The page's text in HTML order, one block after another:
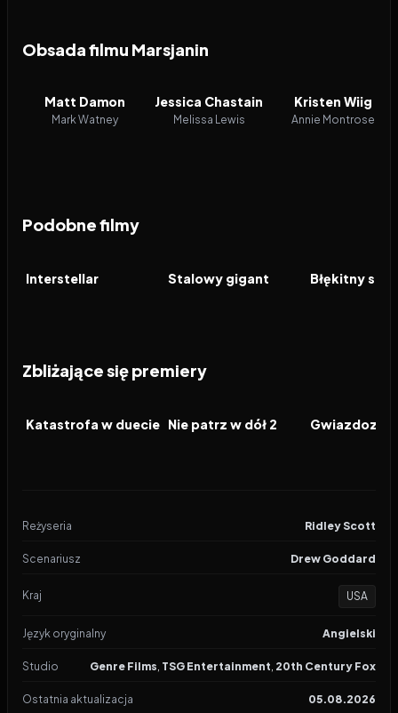
Obsada filmu Marsjanin
Matt Damon
Mark Watney
Jessica Chastain
Melissa Lewis
Kristen Wiig
Annie Montrose
Podobne filmy
FILM
Interstellar FILM
Stalowy gigant FILM
Błękitny
Zbliżające się premiery
FILM
Katastrofa w duecie FILM
Nie patrz w dół 2 FILM
Reżyseria Ridley Scott
Scenariusz Drew Goddard
Kraj USA
Język oryginalny Angielski
Studio Genre Films, TSG Entertainment, 20th Century Fox
Ostatnia aktualizacja 05.08.2026